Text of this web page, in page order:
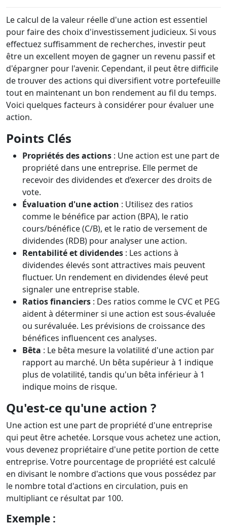
Le calcul de la valeur réelle d'une action est essentiel
pour faire des choix d'investissement judicieux. Si vous
effectuez suffisamment de recherches, investir peut
être un excellent moyen de gagner un revenu passif et
d'épargner pour l'avenir. Cependant, il peut être difficile
de trouver des actions qui diversifient votre portefeuille
tout en maintenant un bon rendement au fil du temps.
Voici quelques facteurs à considérer pour évaluer une
action.
Points Clés
Propriétés des actions : Une action est une part de
propriété dans une entreprise. Elle permet de
recevoir des dividendes et d’exercer des droits de
vote.
Évaluation d'une action : Utilisez des ratios
comme le bénéfice par action (BPA), le ratio
cours/bénéfice (C/B), et le ratio de versement de
dividendes (RDB) pour analyser une action.
Rentabilité et dividendes : Les actions à
dividendes élevés sont attractives mais peuvent
fluctuer. Un rendement en dividendes élevé peut
signaler une entreprise stable.
Ratios financiers : Des ratios comme le CVC et PEG
aident à déterminer si une action est sous-évaluée
ou surévaluée. Les prévisions de croissance des
bénéfices influencent ces analyses.
Bêta : Le bêta mesure la volatilité d'une action par
rapport au marché. Un bêta supérieur à 1 indique
plus de volatilité, tandis qu'un bêta inférieur à 1
indique moins de risque.
Qu'est-ce qu'une action ?
Une action est une part de propriété d'une entreprise
qui peut être achetée. Lorsque vous achetez une action,
vous devenez propriétaire d'une petite portion de cette
entreprise. Votre pourcentage de propriété est calculé
en divisant le nombre d'actions que vous possédez par
le nombre total d'actions en circulation, puis en
multipliant ce résultat par 100.
Exemple :